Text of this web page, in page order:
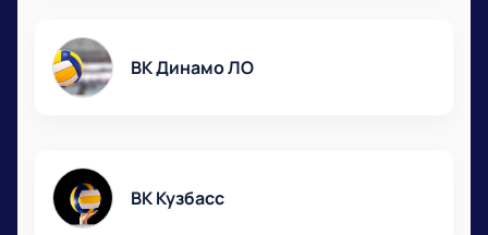
ВК Динамо ЛО
ВК Кузбасс